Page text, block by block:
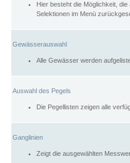
Hier besteht die Möglichkeit,
Selektionen im Menü
Gewässerauswahl
Alle Gewässer werden
Auswahl des Pegels
Die Pegellisten zeigen alle
Ganglinien
Zeigt die ausgewählten